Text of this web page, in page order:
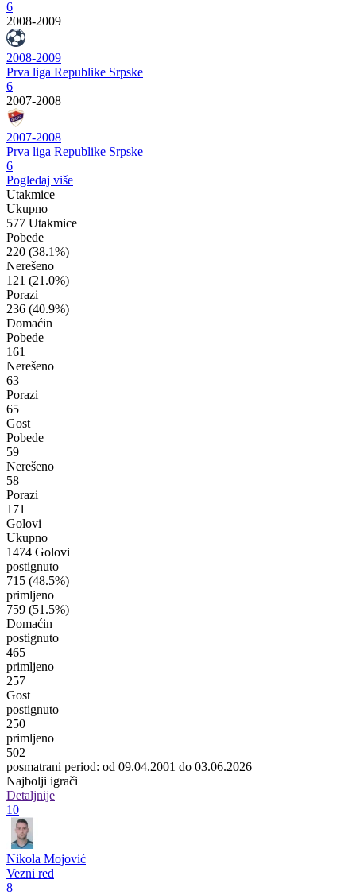
6
2008-2009
2008-2009
Prva liga Republike Srpske
6
2007-2008
2007-2008
Prva liga Republike Srpske
6
Pogledaj više
Utakmice
Ukupno
577 Utakmice
Pobede
220 (38.1%)
Nerešeno
121 (21.0%)
Porazi
236 (40.9%)
Domaćin
Pobede
161
Nerešeno
63
Porazi
65
Gost
Pobede
59
Nerešeno
58
Porazi
171
Golovi
Ukupno
1474 Golovi
postignuto
715 (48.5%)
primljeno
759 (51.5%)
Domaćin
postignuto
465
primljeno
257
Gost
postignuto
250
primljeno
502
posmatrani period: od 09.04.2001 do 03.06.2026
Najbolji igrači
Detaljnije
10
Nikola Mojović
Vezni red
8